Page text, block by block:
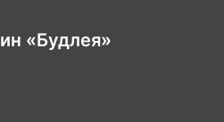
«Будлея»